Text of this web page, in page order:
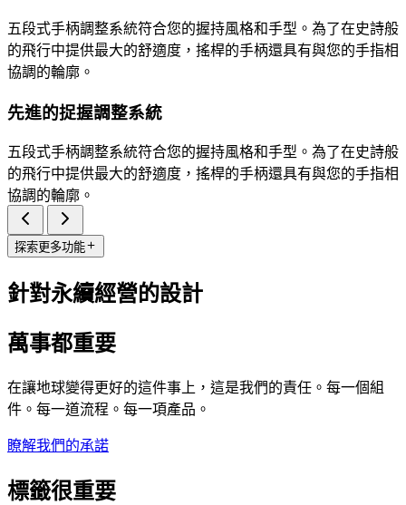
五段式手柄調整系統符合您的握持風格和手型。為了在史詩般
的飛行中提供最大的舒適度，搖桿的手柄還具有與您的手指相
協調的輪廓。
先進的捉握調整系統
五段式手柄調整系統符合您的握持風格和手型。為了在史詩般
的飛行中提供最大的舒適度，搖桿的手柄還具有與您的手指相
協調的輪廓。
探索更多功能
針對永續經營的設計
萬事都重要
在讓地球變得更好的這件事上，這是我們的責任。每一個組
件。每一道流程。每一項產品。
瞭解我們的承諾
標籤很重要